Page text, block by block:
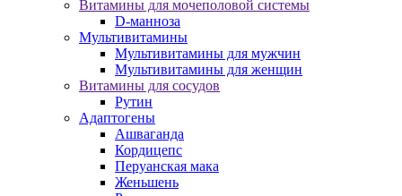
Витамины для мочеполовой системы
D-манноза
Мультивитамины
Мультивитамины для мужчин
Мультивитамины для женщин
Витамины для сосудов
Рутин
Адаптогены
Ашваганда
Кордицепс
Перуанская мака
Женьшень